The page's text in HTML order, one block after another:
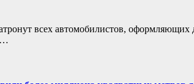
всех автомобилистов,